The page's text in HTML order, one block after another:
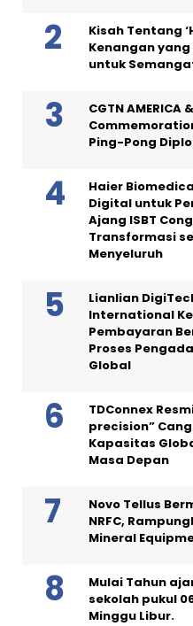
Kisah Tentang
Kenangan
untuk
CGTN AMERICA
Ping-Pong
Haier
Digital untuk
Ajang ISBT
Transformasi
Menyeluruh
Lianlian
International
Pembayaran
Proses
Global
TDConnex
precision”
Kapasitas
Masa Depan
Novo Tellus
NRFC,
Mineral
Mulai Tahun
sekolah pukul
Minggu Libur.